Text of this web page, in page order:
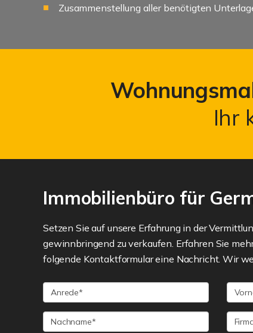
Zusammenstellung aller benötigten
Ihr
Immobilienbüro für
Setzen Sie auf unsere Erfahrung in der
gewinnbringend zu verkaufen. Erfahren Sie
folgende Kontaktformular eine Nachricht. Wir